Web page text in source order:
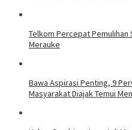
Telkom Percepat Pemulihan
Merauke
Bawa Aspirasi Penting, 9
Masyarakat Diajak Temui